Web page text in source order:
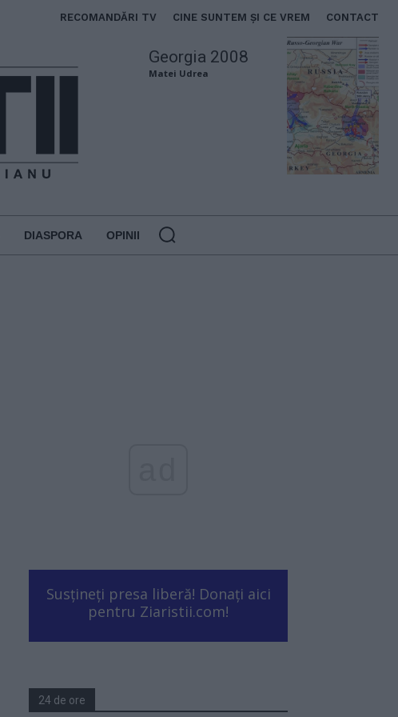
RECOMANDĂRI TV CINE SUNTEM ȘI CE VREM CONTACT
Georgia 2008
Matei Udrea
DIASPORA OPINII
Susțineți presa liberă! Donați aici
pentru Ziaristii.com!
24 de ore